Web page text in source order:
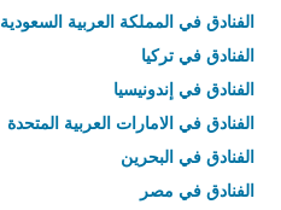
الفنادق في المملكة العربية السعودية
الفنادق في تركيا
الفنادق في إندونيسيا
الفنادق في الامارات العربية المتحدة
الفنادق في البحرين
الفنادق في مصر